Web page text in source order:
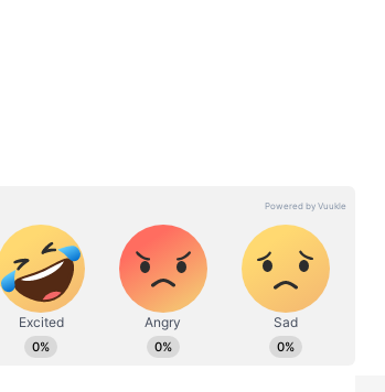
EPF + SIP అదిరిపోయే కాంబో.. ఈ
సీక్రెట్ ట్రిక్‌తో మీ అకౌంట్‌లోకి రూ. 1
కోటి పక్కా బాస్ !